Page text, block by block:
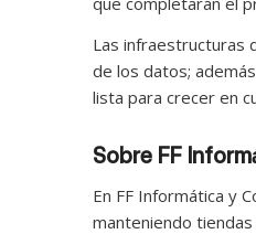
Las infraestructuras
de los datos;
lista para crecer en
Sobre FF
En FF Informática y
manteniendo